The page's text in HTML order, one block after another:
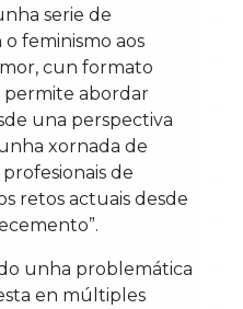
serie de
feminismo aos
cun formato
permite abordar
una perspectiva
xornada de
de
retos actuais desde
unha problemática
en múltiples